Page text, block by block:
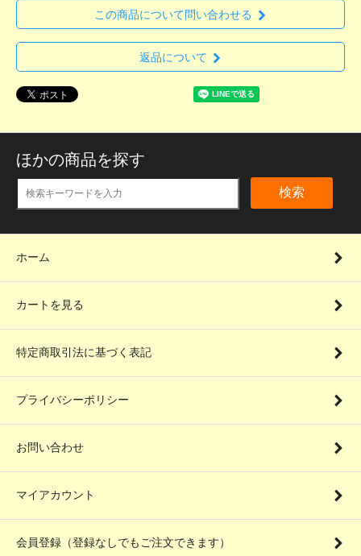
この商品について問い合わせる
返品について
ほかの商品を探す
検索
ホーム
カートを見る
特定商取引法に基づく表記
プライバシーポリシー
お問い合わせ
マイアカウント
会員登録（登録なしでもご注文できます）